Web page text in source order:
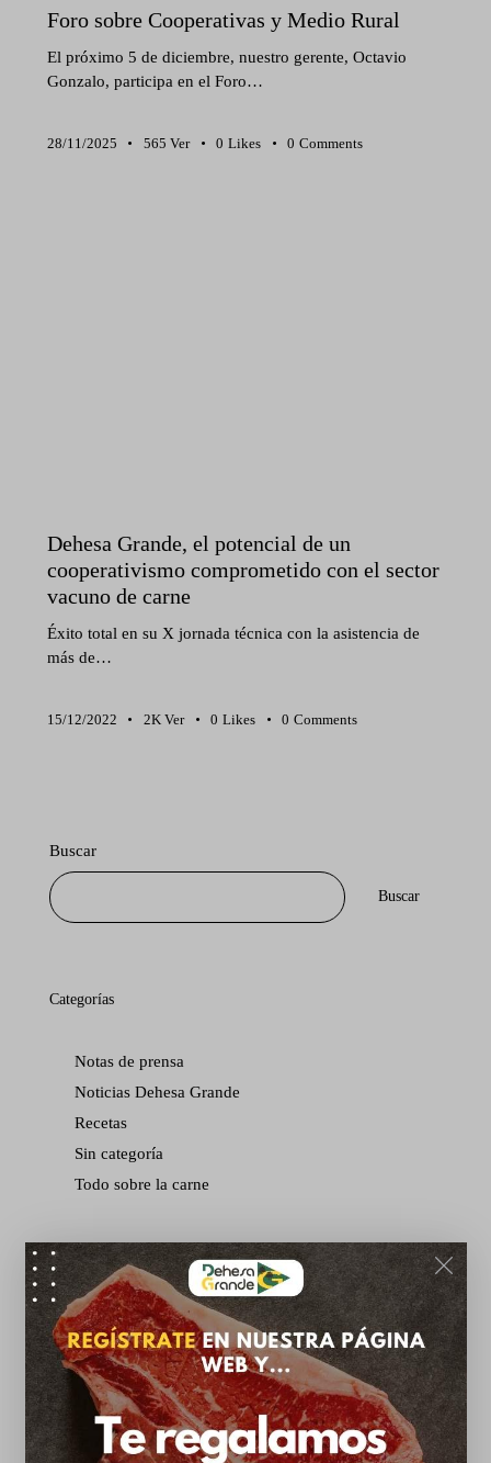
Foro sobre Cooperativas y Medio Rural
El próximo 5 de diciembre, nuestro gerente, Octavio
Gonzalo, participa en el Foro…
28/11/2025 565 Ver 0 Likes 0 Comments
Dehesa Grande, el potencial de un
cooperativismo comprometido con el sector
vacuno de carne
Éxito total en su X jornada técnica con la asistencia de
más de…
15/12/2022 2K Ver 0 Likes 0 Comments
Buscar
Buscar
Categorías
Notas de prensa
Noticias Dehesa Grande
Recetas
Sin categoría
Todo sobre la carne